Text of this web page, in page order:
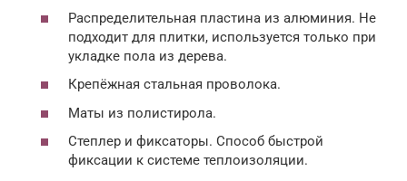
Распределительная пластина из алюминия. Не
подходит для плитки, используется только при
укладке пола из дерева.
Крепёжная стальная проволока.
Маты из полистирола.
Степлер и фиксаторы. Способ быстрой
фиксации к системе теплоизоляции.